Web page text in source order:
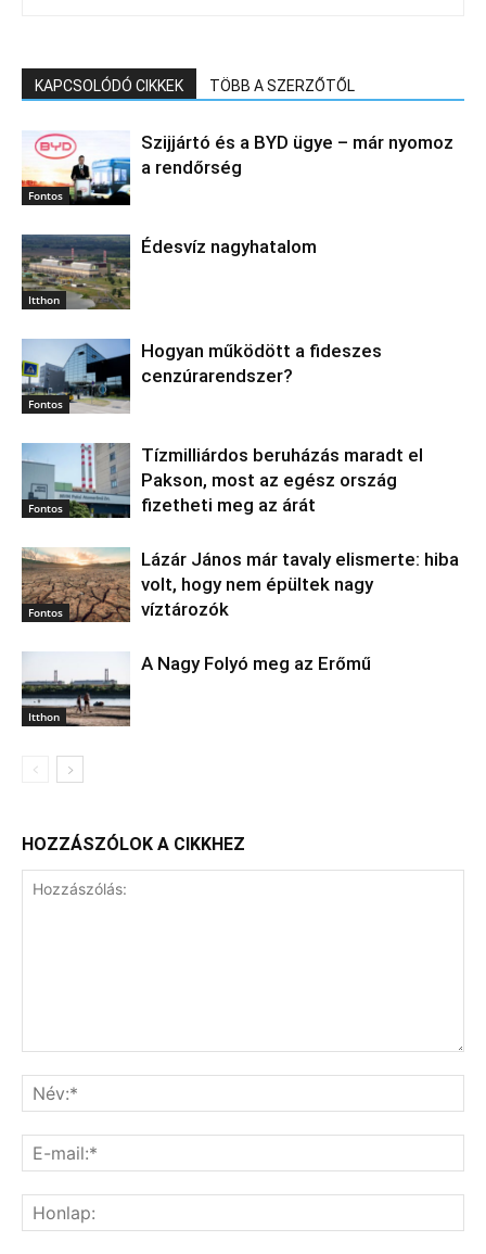
KAPCSOLÓDÓ CIKKEK TÖBB A SZERZŐTŐL
Fontos
Szijjártó és a BYD ügye – már nyomoz
a rendőrség
Itthon
Édesvíz nagyhatalom
Fontos
Hogyan működött a fideszes
cenzúrarendszer?
Fontos
Tízmilliárdos beruházás maradt el
Pakson, most az egész ország
fizetheti meg az árát
Fontos
Lázár János már tavaly elismerte: hiba
volt, hogy nem épültek nagy
víztározók
Itthon
A Nagy Folyó meg az Erőmű
HOZZÁSZÓLOK A CIKKHEZ